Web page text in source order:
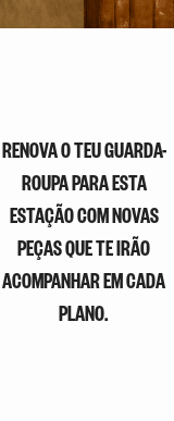
RENOVA O TEU GUARDA-
ROUPA PARA ESTA
ESTAÇÃO COM NOVAS
PEÇAS QUE TE IRÃO
ACOMPANHAR EM CADA
PLANO.